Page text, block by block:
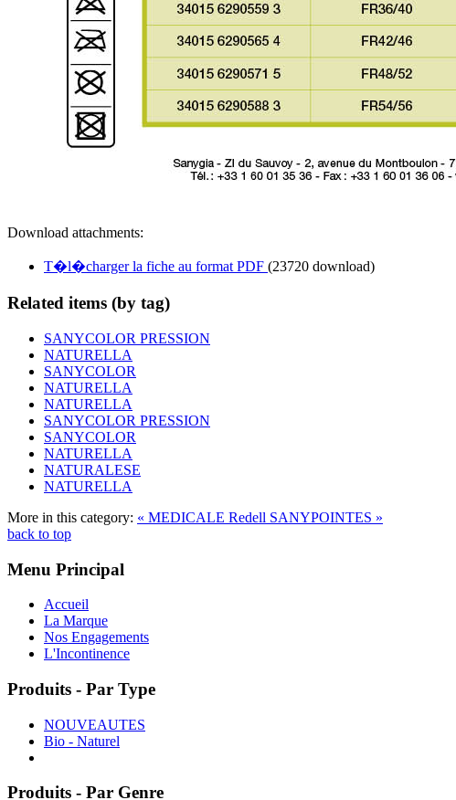
Download attachments:
T�l�charger la fiche au format PDF (23720 download)
Related items (by tag)
SANYCOLOR PRESSION
NATURELLA
SANYCOLOR
NATURELLA
NATURELLA
SANYCOLOR PRESSION
SANYCOLOR
NATURELLA
NATURALESE
NATURELLA
More in this category: « MEDICALE Redell SANYPOINTES »
back to top
Menu Principal
Accueil
La Marque
Nos Engagements
L'Incontinence
Produits - Par Type
NOUVEAUTES
Bio - Naturel
Produits - Par Genre